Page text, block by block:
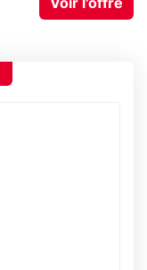
Voir l'offre